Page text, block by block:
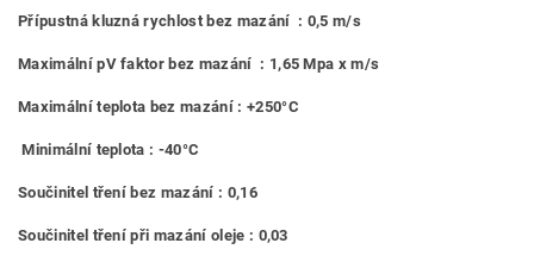
Přípustná kluzná rychlost bez mazání : 0,5 m/s
Maximální pV faktor bez mazání : 1,65 Mpa x m/s
Maximální teplota bez mazání : +250°C
Minimální teplota : -40°C
Součinitel tření bez mazání : 0,16
Součinitel tření při mazání oleje : 0,03